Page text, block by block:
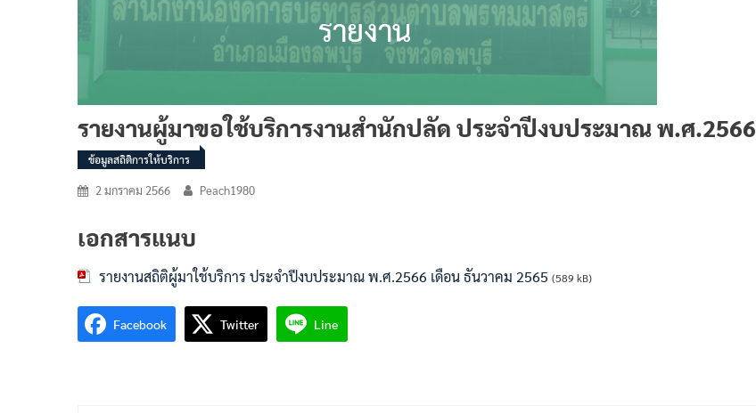
รายงานผู้มาขอใช้บริการงานสำนักปลัด ประจำปีงบประมาณ พ.ศ.2566
ข้อมูลสถิติการให้บริการ
2 มกราคม 2566 Peach1980
เอกสารแนบ
รายงานสถิติผู้มาใช้บริการ ประจำปีงบประมาณ พ.ศ.2566 เดือน ธันวาคม 2565 (589 kB)
Facebook Twitter Line